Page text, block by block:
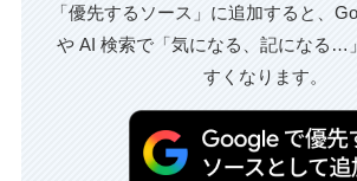
「優先するソース」に追加すると、
や AI 検索で「気になる、記になる…
すくなります。